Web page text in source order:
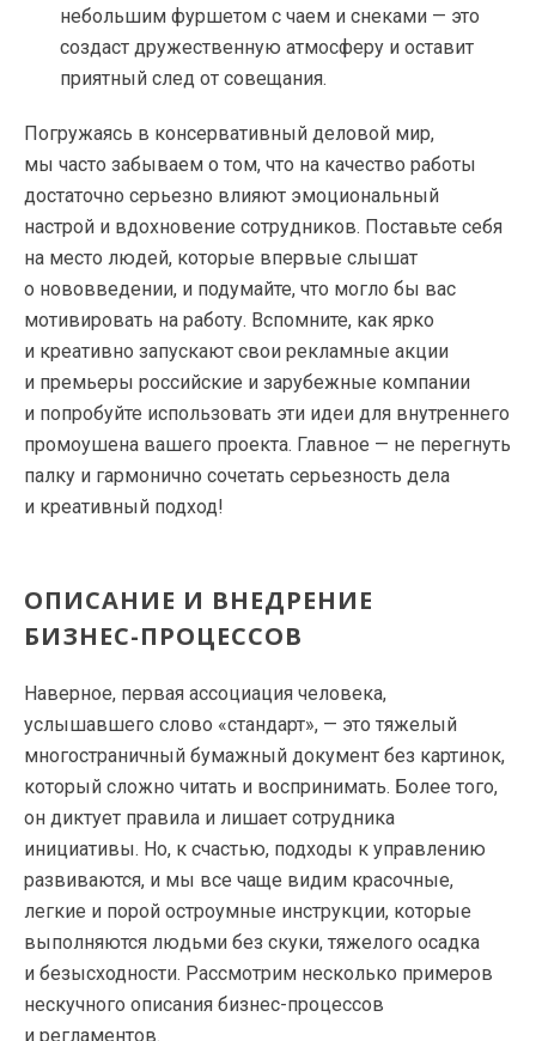
небольшим фуршетом с чаем и снеками — это
создаст дружественную атмосферу и оставит
приятный след от совещания.
Погружаясь в консервативный деловой мир,
мы часто забываем о том, что на качество работы
достаточно серьезно влияют эмоциональный
настрой и вдохновение сотрудников. Поставьте себя
на место людей, которые впервые слышат
о нововведении, и подумайте, что могло бы вас
мотивировать на работу. Вспомните, как ярко
и креативно запускают свои рекламные акции
и премьеры российские и зарубежные компании
и попробуйте использовать эти идеи для внутреннего
промоушена вашего проекта. Главное — не перегнуть
палку и гармонично сочетать серьезность дела
и креативный подход!
ОПИСАНИЕ И ВНЕДРЕНИЕ
БИЗНЕС-ПРОЦЕССОВ
Наверное, первая ассоциация человека,
услышавшего слово «стандарт», — это тяжелый
многостраничный бумажный документ без картинок,
который сложно читать и воспринимать. Более того,
он диктует правила и лишает сотрудника
инициативы. Но, к счастью, подходы к управлению
развиваются, и мы все чаще видим красочные,
легкие и порой остроумные инструкции, которые
выполняются людьми без скуки, тяжелого осадка
и безысходности. Рассмотрим несколько примеров
нескучного описания бизнес-процессов
и регламентов.